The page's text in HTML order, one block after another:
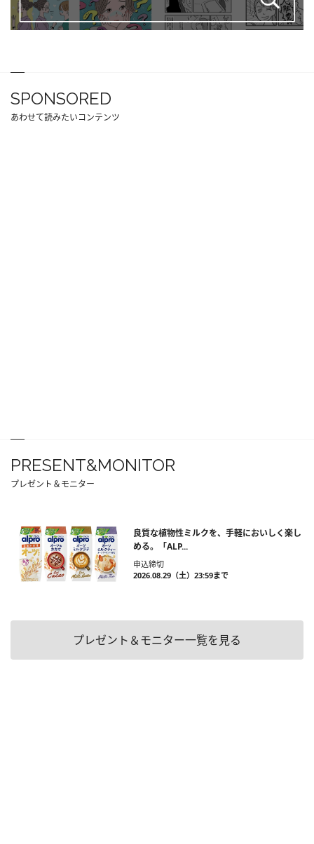
SPONSORED
あわせて読みたいコンテンツ
PRESENT&MONITOR
プレゼント＆モニター
良質な植物性ミルクを、手軽においしく楽し
める。「ALP...
申込締切
2026.08.29（土）23:59まで
プレゼント＆モニター一覧を見る